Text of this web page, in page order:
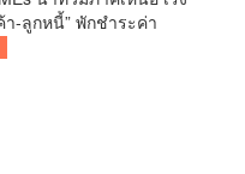
า-ลูกหนี้” พักชำระค่า
งวด